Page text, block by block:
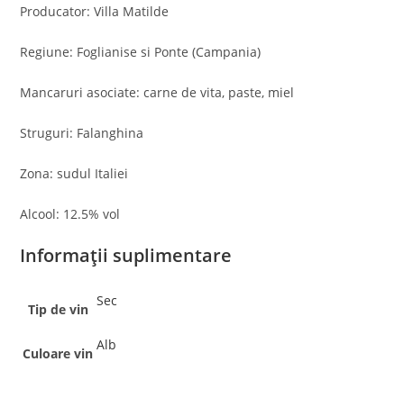
Producator: Villa Matilde
Regiune: Foglianise si Ponte (Campania)
Mancaruri asociate: carne de vita, paste, miel
Struguri: Falanghina
Zona: sudul Italiei
Alcool: 12.5% vol
Informații suplimentare
Tip de vin
Sec
Culoare vin
Alb